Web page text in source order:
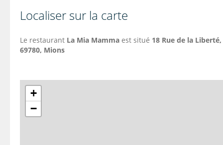
Localiser sur la carte
Le restaurant La Mia Mamma est situé 18 Rue de la Liberté,
69780, Mions
+
−